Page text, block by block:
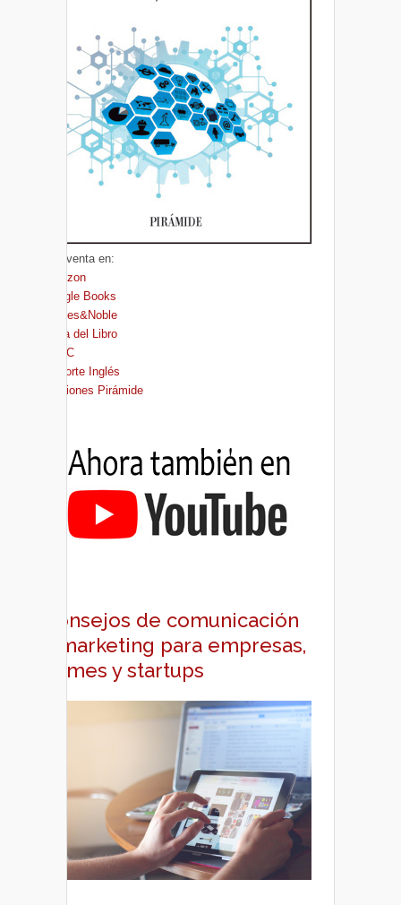
A la venta en:
Amazon
Google Books
Barnes&Noble
Casa del Libro
FNAC
El Corte Inglés
Ediciones Pirámide
Consejos de comunicación
y marketing para empresas,
pymes y startups